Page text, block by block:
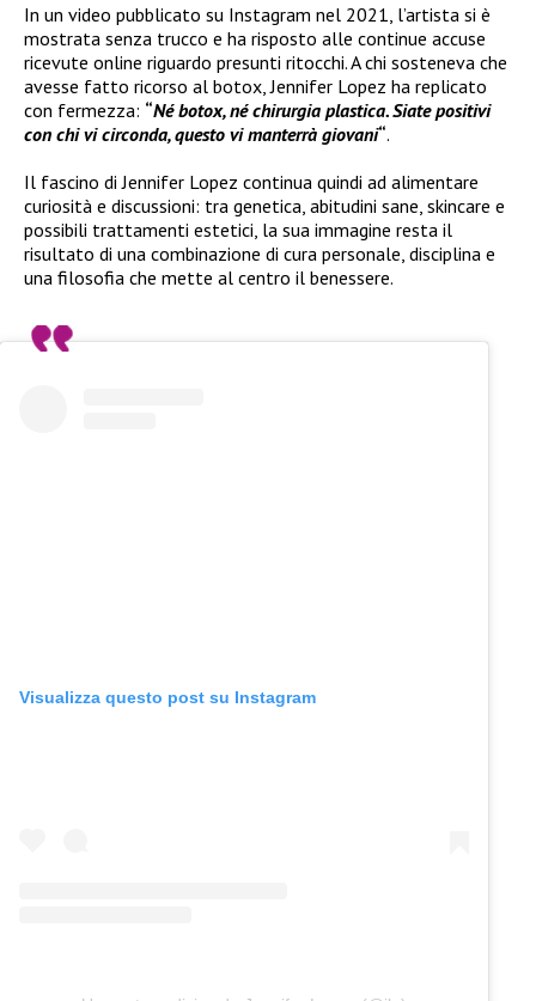
In un video pubblicato su Instagram nel 2021, l’artista si è
mostrata senza trucco e ha risposto alle continue accuse
ricevute online riguardo presunti ritocchi. A chi sosteneva che
avesse fatto ricorso al botox, Jennifer Lopez ha replicato
con fermezza: “Né botox, né chirurgia plastica. Siate positivi
con chi vi circonda, questo vi manterrà giovani“.
Il fascino di Jennifer Lopez continua quindi ad alimentare
curiosità e discussioni: tra genetica, abitudini sane, skincare e
possibili trattamenti estetici, la sua immagine resta il
risultato di una combinazione di cura personale, disciplina e
una filosofia che mette al centro il benessere.
Visualizza questo post su Instagram